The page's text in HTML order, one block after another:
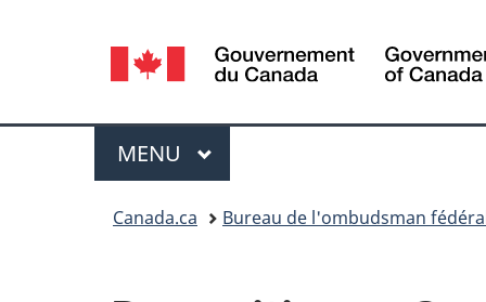
Sélection
de
la
langue
Menu
MENU PRINCIPAL
Canada.ca Bureau de l'ombudsman